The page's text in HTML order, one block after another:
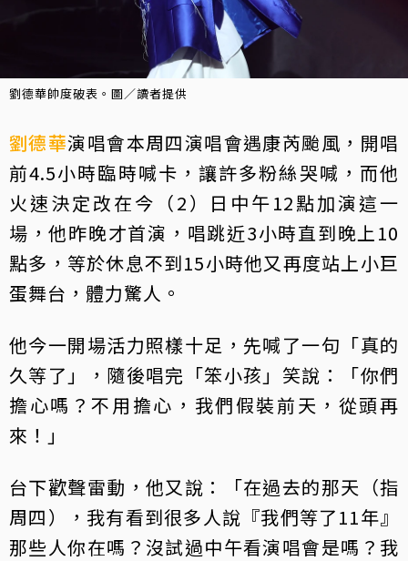
劉德華帥度破表。圖／讀者提供
劉德華演唱會本周四演唱會遇康芮颱風，開唱
前4.5小時臨時喊卡，讓許多粉絲哭喊，而他
火速決定改在今（2）日中午12點加演這一
場，他昨晚才首演，唱跳近3小時直到晚上10
點多，等於休息不到15小時他又再度站上小巨
蛋舞台，體力驚人。
他今一開場活力照樣十足，先喊了一句「真的
久等了」，隨後唱完「笨小孩」笑說：「你們
擔心嗎？不用擔心，我們假裝前天，從頭再
來！」
台下歡聲雷動，他又說：「在過去的那天（指
周四），我有看到很多人說『我們等了11年』
那些人你在嗎？沒試過中午看演唱會是嗎？我